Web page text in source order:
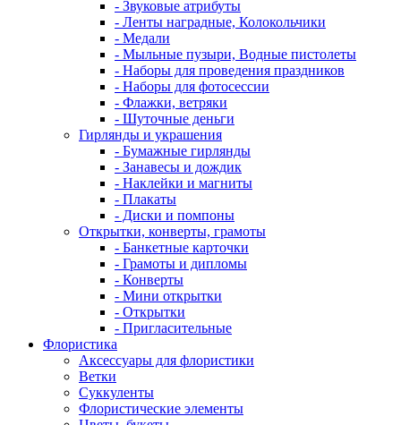
- Звуковые атрибуты
- Ленты наградные, Колокольчики
- Медали
- Мыльные пузыри, Водные пистолеты
- Наборы для проведения праздников
- Наборы для фотосессии
- Флажки, ветряки
- Шуточные деньги
Гирлянды и украшения
- Бумажные гирлянды
- Занавесы и дождик
- Наклейки и магниты
- Плакаты
- Диски и помпоны
Открытки, конверты, грамоты
- Банкетные карточки
- Грамоты и дипломы
- Конверты
- Мини открытки
- Открытки
- Пригласительные
Флористика
Аксессуары для флористики
Ветки
Суккуленты
Флористические элементы